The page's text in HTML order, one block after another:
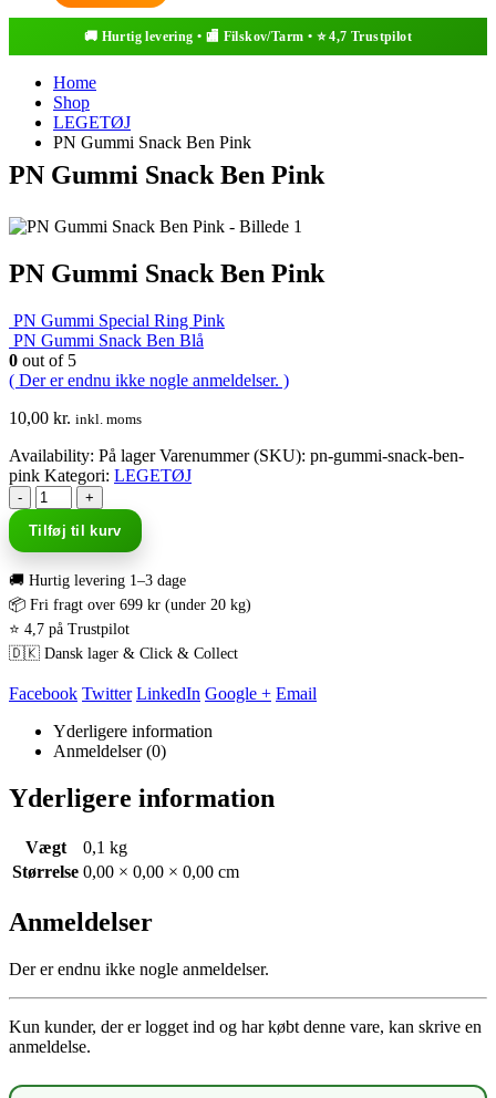
Home
Shop
LEGETØJ
PN Gummi Snack Ben Pink
PN Gummi Snack Ben Pink
PN Gummi Snack Ben Pink
PN Gummi Special Ring Pink
PN Gummi Snack Ben Blå
0 out of 5
( Der er endnu ikke nogle anmeldelser. )
10,00 kr. inkl. moms
Availability: På lager Varenummer (SKU): pn-gummi-snack-ben-
pink Kategori: LEGETØJ
-
+
Tilføj til kurv
🚚 Hurtig levering 1–3 dage
📦 Fri fragt over 699 kr (under 20 kg)
⭐ 4,7 på Trustpilot
🇩🇰 Dansk lager & Click & Collect
Facebook Twitter LinkedIn Google + Email
Yderligere information
Anmeldelser (0)
Yderligere information
Vægt
0,1 kg
Størrelse 0,00 × 0,00 × 0,00 cm
Anmeldelser
Der er endnu ikke nogle anmeldelser.
Kun kunder, der er logget ind og har købt denne vare, kan skrive en
anmeldelse.